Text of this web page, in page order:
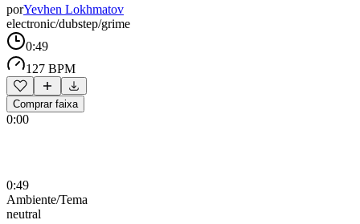
porYevhen Lokhmatov
electronic/dubstep/grime
0:49
127 BPM
Comprar faixa
0:00
0:49
Ambiente/Tema
neutral